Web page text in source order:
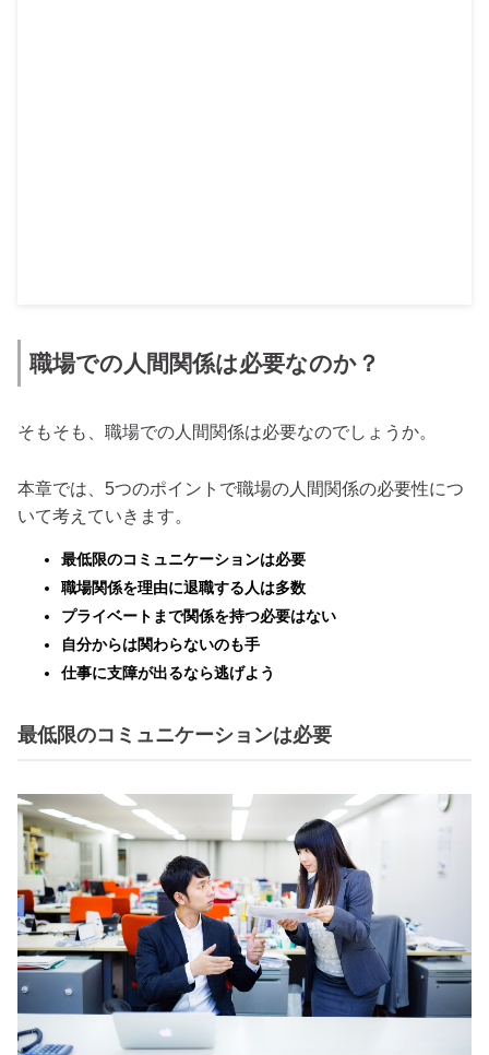
職場での人間関係は必要なのか？
そもそも、職場での人間関係は必要なのでしょうか。
本章では、5つのポイントで職場の人間関係の必要性につ
いて考えていきます。
最低限のコミュニケーションは必要
職場関係を理由に退職する人は多数
プライベートまで関係を持つ必要はない
自分からは関わらないのも手
仕事に支障が出るなら逃げよう
最低限のコミュニケーションは必要